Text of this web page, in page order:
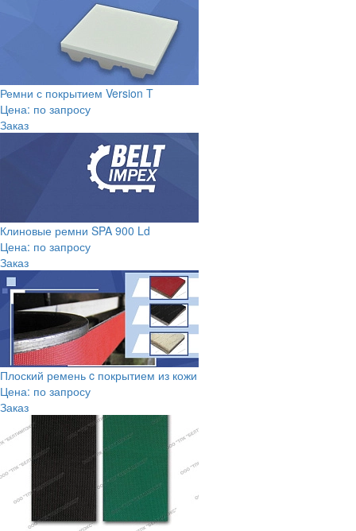
Ремни с покрытием Version T
Цена: по запросу
Заказ
Клиновые ремни SPA 900 Ld
Цена: по запросу
Заказ
Плоский ремень c покрытием из кожи
Цена: по запросу
Заказ